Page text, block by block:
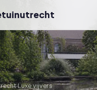
›Luxe vijvers